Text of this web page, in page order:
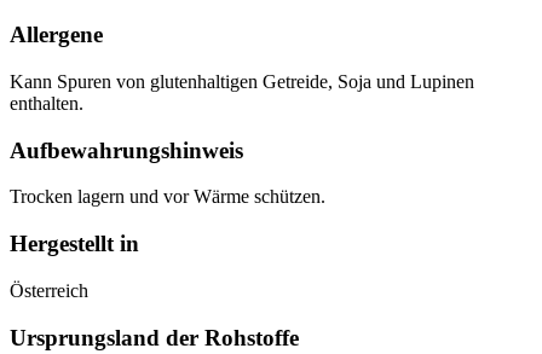
Allergene
Kann Spuren von glutenhaltigen Getreide, Soja und Lupinen
enthalten.
Aufbewahrungshinweis
Trocken lagern und vor Wärme schützen.
Hergestellt in
Österreich
Ursprungsland der Rohstoffe